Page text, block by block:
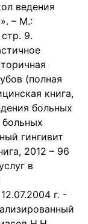
ведения
– М.:
9.
(полная
книга,
больных
больных
гингивит
2012 – 96
в
г. -